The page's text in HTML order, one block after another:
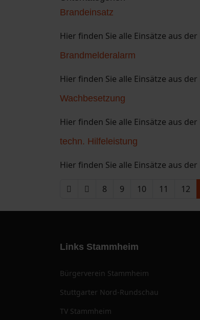
Brandeinsatz
Hier finden Sie alle Einsätze aus
Brandmelderalarm
Hier finden Sie alle Einsätze aus
Wachbesetzung
Hier finden Sie alle Einsätze aus
techn. Hilfeleistung
Hier finden Sie alle Einsätze aus
8 9 10 11 12
Links Stammheim
Bürgerverein Stammheim
Stuttgarter Nord-Rundschau
TV Stammheim